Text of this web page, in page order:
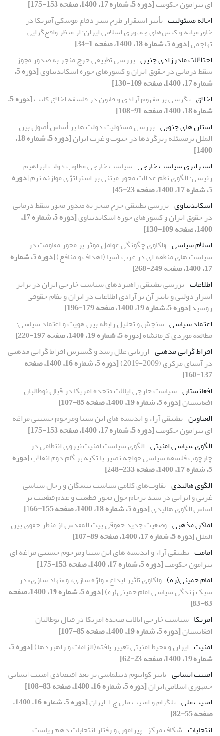
ای پیرامون حکومت[دوره 5، شماره 17، 1400، صفحه 153-175]
احاله مسئولیت تأثیر استقرار طرح سپر دفاع موشکی آمریکا در
خاورمیانه و کنش‌های جمهوری اسلامی ایران: از منظر واقع‌گرایی
تهاجمی[دوره 5، شماره 18، 1400، صفحه 1-34]
اختلالات مادرزادی جنین بررسی تطبیقی حرج منجر به صدور مجوز
سقط درمانی در حقوق ایران و کشورهای حوزه اسکاندیناوی
[دوره 5،
شماره 17، 1400، صفحه 109-130]
اخلاق نگرشی بر مفهوم آزادی و قانون در فلسفه اخلاق کانت
[دوره 5،
شماره 18، 1400، صفحه 91-108]
استان های جنوبی بررسی مسئولیت دولت ها بر أساس أصول بین
الملل برمسئله ریزگردها در جنوب و غرب ایران
[دوره 5، شماره 18،
1400]
استراتژی سیاست خارجی سیاست خارجی مطلوب دولت ابراهیم
رئیسی؛ الگوی نظم عدالت محور مبتنی بر استراتژی موازنه نرم[دوره
5، شماره 17، 1400، صفحه 23-45]
اسکاندیناوی بررسی تطبیقی حرج منجر به صدور مجوز سقط درمانی
در حقوق ایران و کشورهای حوزه اسکاندیناوی
[دوره 5، شماره 17،
1400، صفحه 109-130]
اسلام سیاسی واکاوی چگونگی عوامل موثر بر محور مقاومت در
سیاست های منطقه ای در غرب آسیا (اهداف و منافع)
[دوره 5، شماره
17، 1400، صفحه 249-268]
اطلاعات بررسی تطبیقی راهبردهای سیاست خارجی ایران در برابر
اسرار دولتی و تاثیر آن بر آزادی اطلاعات در ایران و نظام حقوقی
روسیه[دوره 5، شماره 19، 1400، صفحه 179-196]
اعتماد سیاسی سنجش و تحلیل رابطه بین هویت و اعتماد سیاسی:
مطالعه موردی کرمانشاه[دوره 5، شماره 19، 1400، صفحه 197-220]
افراط گرایی مذهبی ارزیابی علل رشد و گسترش افراط گرایی مذهبی
در آسیای مرکزی (2009-2019)
[دوره 5، شماره 16، 1400، صفحه
137-160]
افغانستان سیاست خارجی ایالات متحده امریکا در قبال نوطالبان
افغانستان[دوره 5، شماره 19، 1400، صفحه 85-107]
العناوین تطبیقی آراء و اندیشه های ابن سینا ومرحوم حسینی مراغه
ای پیرامون حکومت[دوره 5، شماره 17، 1400، صفحه 153-175]
الگوی سیاسی امنیتی الگوی سیاست امنیت نیروی انتظامی در
چارچوب فلسفه سیاسی خواجه نصیر با تکیه بر گام دوم انقلاب[دوره
5، شماره 17، 1400، صفحه 233-248]
الگوی هالیدی تفاوت‌های کلامی سیاست پیشگان و رجال سیاسی
غربی و ایرانی در سند برجام حول محور قطعیت و عدم قطعیت بر
اساس الگوی هالیدی[دوره 5، شماره 18، 1400، صفحه 155-166]
اماکن مذهبی وضعیت جدید حقوقی بیت المقدس از منظر حقوق بین
الملل[دوره 5، شماره 17، 1400، صفحه 89-107]
امامت تطبیقی آراء و اندیشه های ابن سینا ومرحوم حسینی مراغه ای
پیرامون حکومت[دوره 5، شماره 17، 1400، صفحه 153-175]
امام خمینی(ره) واکاوی تأثیر ابداع « واژه سازی» و «نهاد سازی» در
سبک زندگی سیاسی امام خمینی(ره)
[دوره 5، شماره 19، 1400، صفحه
63-83]
امریکا سیاست خارجی ایالات متحده امریکا در قبال نوطالبان
افغانستان[دوره 5، شماره 19، 1400، صفحه 85-107]
امنیت ایران و محیط امنیتی تغییر یافته(الزامات و راهبردها)
[دوره 5،
شماره 19، 1400، صفحه 23-62]
امنیت انسانی تاثیر کوانتوم دیپلماسی بر بعد اقتصادی امنیت انسانی
جمهوری اسلامی ایران[دوره 5، شماره 16، 1400، صفحه 83-108]
امنیت ملی تلگرام و امنیت ملی ج.ا. ایران
[دوره 5، شماره 16، 1400،
صفحه 55-82]
انتخابات شکاف مرکز- پیرامون و رفتار انتخابات دهم ریاست